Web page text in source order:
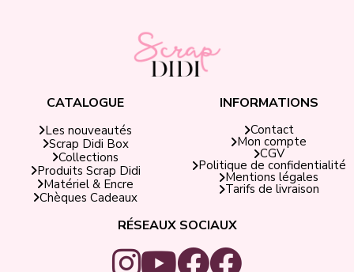
CATALOGUE
Les nouveautés
Scrap Didi Box
Collections
Produits Scrap Didi
Matériel & Encre
Chèques Cadeaux
INFORMATIONS
Contact
Mon compte
CGV
Politique de confidentialité
Mentions légales
Tarifs de livraison
RÉSEAUX SOCIAUX